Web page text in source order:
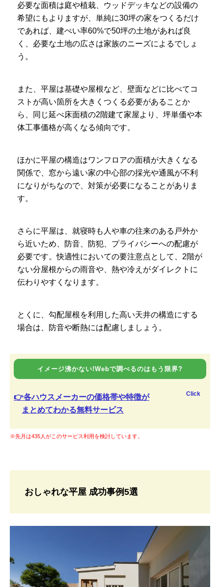
必要な面積は庭や植栽、ウッドデッキなどの設備の
希望にもよりますが、単純に30坪の家をつくるだけ
であれば、建ぺい率60%で50坪の土地があれば良
く、必要な土地の広さは家族のニーズによるでしょ
う。
また、平屋は基礎や屋根など、壁面などに比べてコ
ストが高い箇所を大きくつくる必要があることか
ら、同じ延べ床面積の2階建て家屋より、坪単価や本
体工事価格が高くなる傾向です。
ほかに平屋の構造はワンフロアの面積が大きくなる
関係で、窓から遠い家の中心部の採光や通風が不利
になりがちなので、対策が必要になることがありま
す。
さらに平屋は、就寝時も人や車の往来のある戸外か
ら近いため、防音、防犯、プライバシーへの配慮が
必要です。快適性においての要注意点として、2階が
ない分屋根からの雨音や、熱や冷えがダイレクトに
伝わりやすくなります。
とくに、勾配屋根を利用した高い天井の構造にする
場合は、防音や断熱には配慮しましょう。
イメージ沸かない!Webで調べるのはもう限界?
👉各ハウスメーカーの価格帯や特徴が
まとめてわかる無料サービス
Click
※先月は435人がこのサービス利用を検討しています。
おしゃれな平屋 成功事例5選